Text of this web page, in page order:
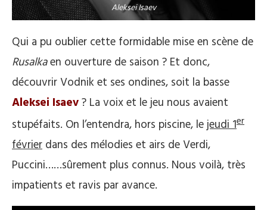
Aleksei Isaev
Qui a pu oublier cette formidable mise en scène de
Rusalkaen ouverture de saison ? Et donc,
découvrir Vodnik et ses ondines, soit la basse
Aleksei Isaev? La voix et le jeu nous avaient
stupéfaits. On l’entendra, hors piscine, lejeudi 1er
février dans des mélodies et airs de Verdi,
Puccini……sûrement plus connus. Nous voilà, très
impatients et ravis par avance.